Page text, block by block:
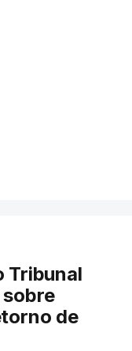
Tribunal
de